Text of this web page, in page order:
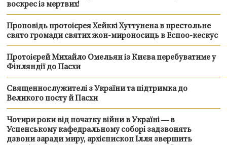
воскрес із мертвих!
Проповідь протоієрея Хейккі Хуттунена в престольне
свято громади святих жон-мироносиць в Еспоо-кескус
Протоієрей Михайло Омельян із Києва перебуватиме у
Фінляндії до Пасхи
Священнослужителі з України та підтримка до
Великого посту й Пасхи
Чотири роки від початку війни в Україні — в
Успенському кафедральному соборі задзвонять
дзвони заради миру, архієпископ Ілля звершить